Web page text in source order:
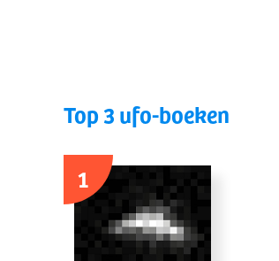
Top 3 ufo-boeken
1